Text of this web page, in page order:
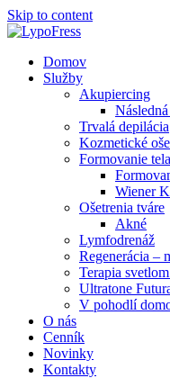
Skip to content
Domov
Služby
Akupiercing
Trvalá depilácia
Kozmetické
Formovanie tela
Wiener
Ošetrenia tváre
Akné
Lymfodrenáž
Regenerácia –
Terapia
Ultratone
V pohodlí
O nás
Cenník
Novinky
Kontakty